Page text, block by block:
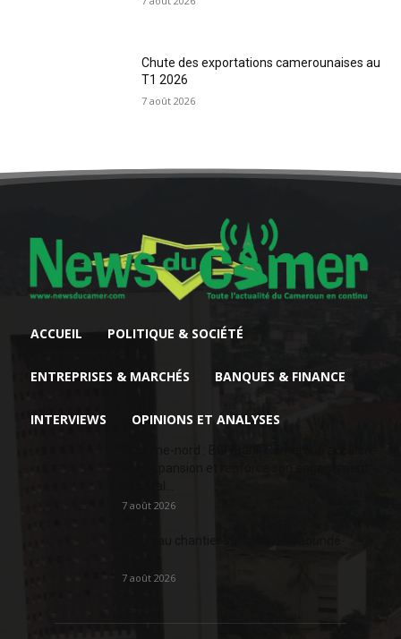
Chute des exportations camerounaises au
T1 2026
7 août 2026
ACCUEIL POLITIQUE & SOCIÉTÉ
ENTREPRISES & MARCHÉS BANQUES & FINANCE
INTERVIEWS OPINIONS ET ANALYSES
7 août 2026
7 août 2026